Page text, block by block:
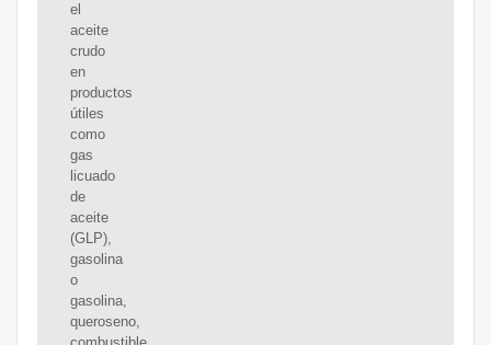
el
aceite
crudo
en
productos
útiles
como
gas
licuado
de
aceite
(GLP),
gasolina
o
gasolina,
queroseno,